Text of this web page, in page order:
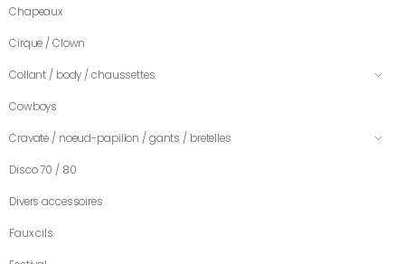
Chapeaux
Cirque / Clown
Collant / body / chaussettes
Cowboys
Cravate / noeud-papillon / gants / bretelles
Disco 70 / 80
Divers accessoires
Faux cils